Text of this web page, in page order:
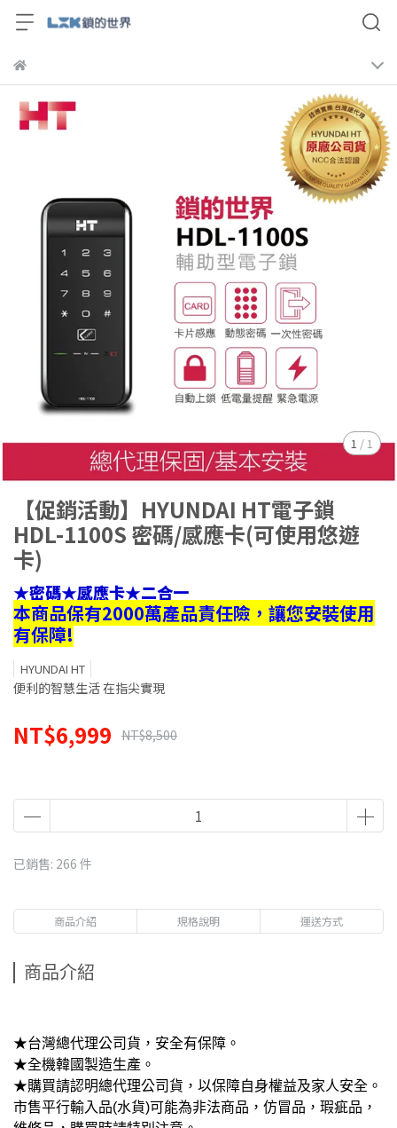
1 / 1
【促銷活動】HYUNDAI HT電子鎖
HDL-1100S 密碼/感應卡(可使用悠遊
卡)
★密碼★感應卡★二合一
本商品保有2000萬產品責任險，讓您安裝使用
有保障!​
HYUNDAI HT
便利的智慧生活 在指尖實現
NT$6,999 NT$8,500
已銷售: 266 件
商品介紹 規格說明 運送方式
商品介紹
★台灣總代理公司貨，安全有保障。
★全機韓國製造生產。
★購買請認明總代理公司貨，以保障自身權益及家人安全。
市售平行輸入品(水貨)可能為非法商品，仿冒品，瑕疵品，